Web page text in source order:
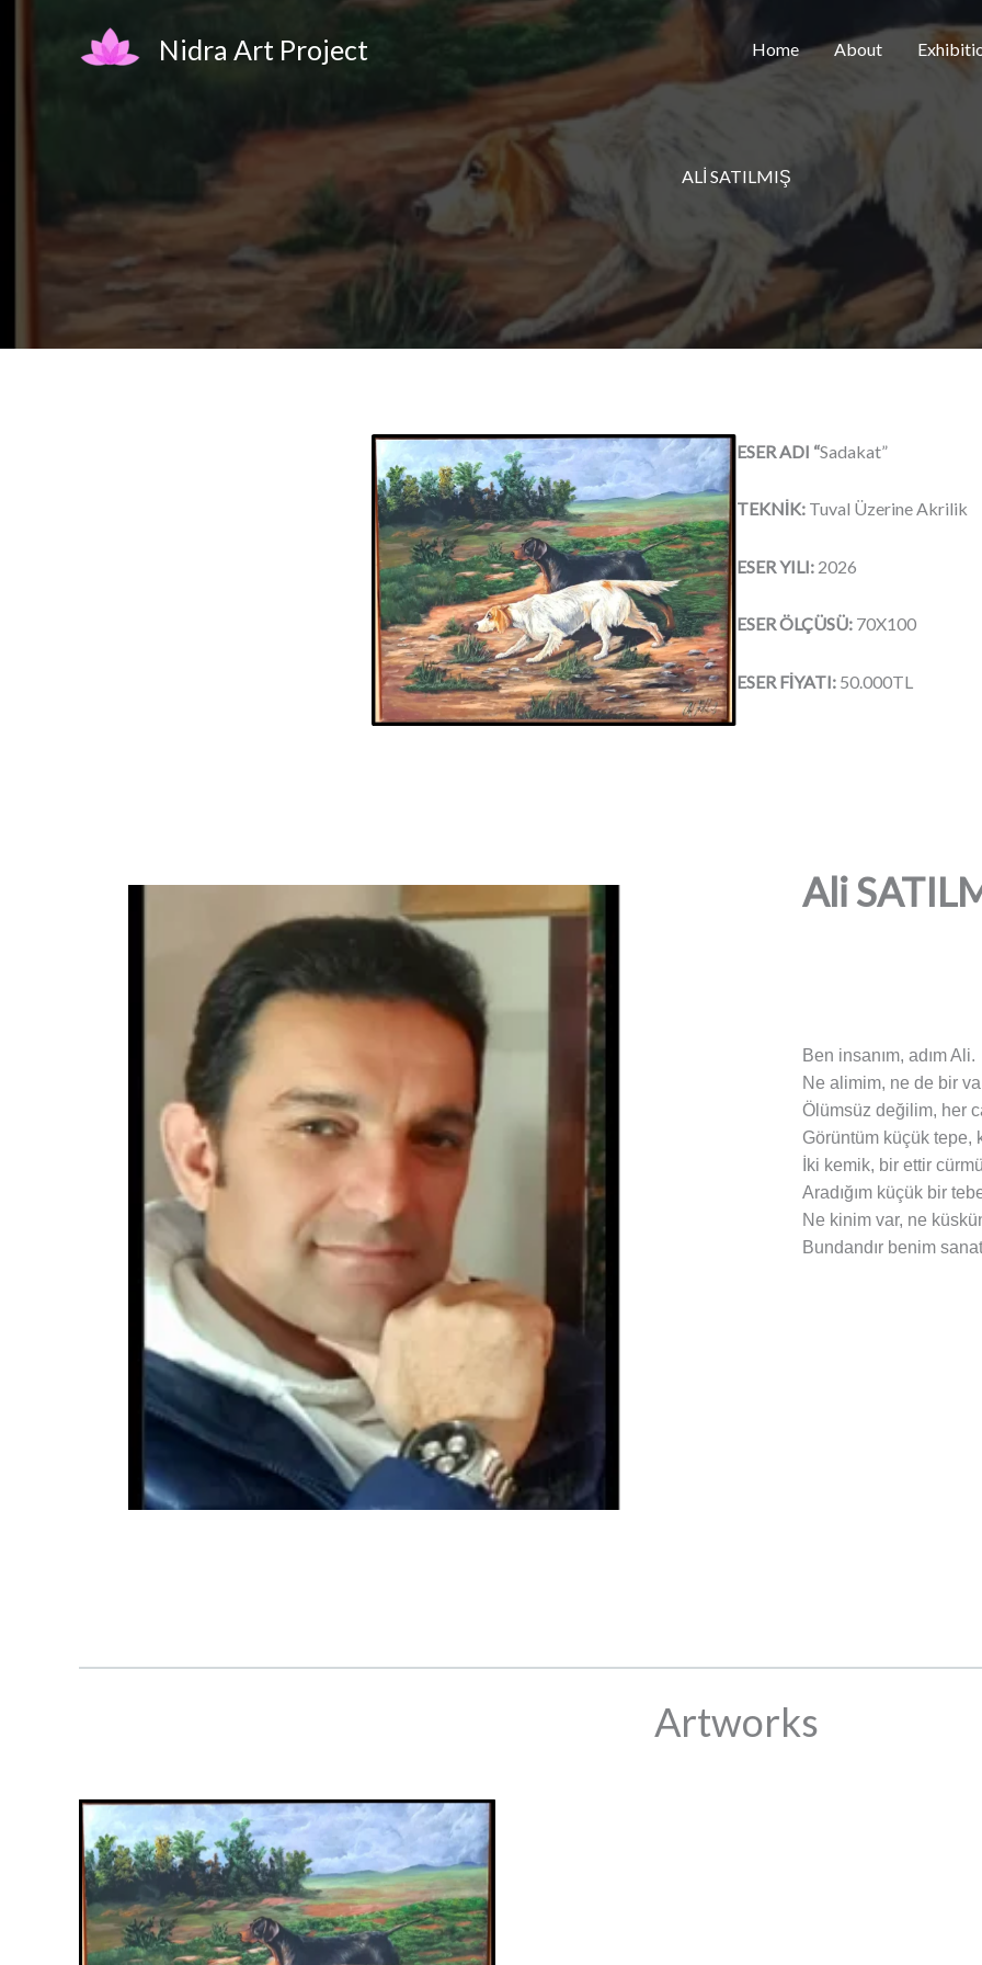
Nidra Art Project Home About
ALİ SATILMIŞ
ESER ADI “Sadakat”
TEKNİK: Tuval Üzerine Akrilik
ESER YILI: 2026
ESER ÖLÇÜSÜ: 70X100
ESER FİYATI: 50.000TL
Ali
Ben insanım, adım Ali.
Ne alimim, ne de bir
Ölümsüz değilim, her
Görüntüm küçük tepe,
İki kemik, bir ettir
Aradığım küçük bir
Ne kinim var, ne
Bundandır benim
Artworks